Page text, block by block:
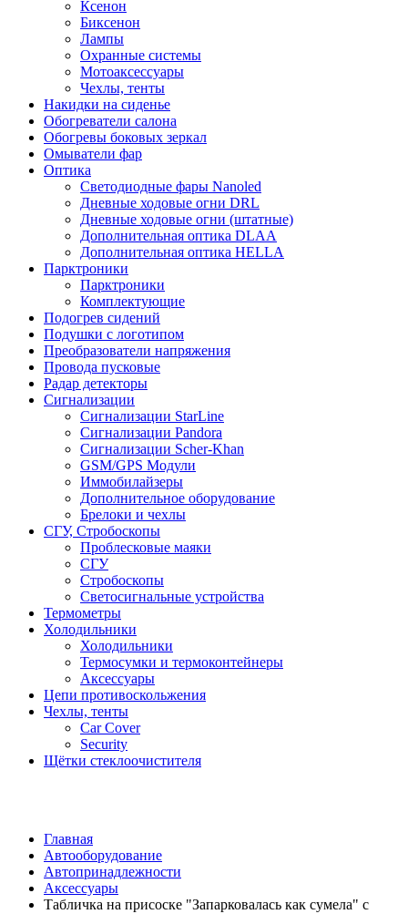
Ксенон
Биксенон
Лампы
Охранные системы
Мотоаксессуары
Чехлы, тенты
Накидки на сиденье
Обогреватели салона
Обогревы боковых зеркал
Омыватели фар
Оптика
Светодиодные фары Nanoled
Дневные ходовые огни DRL
Дневные ходовые огни (штатные)
Дополнительная оптика DLAA
Дополнительная оптика HELLA
Парктроники
Парктроники
Комплектующие
Подогрев сидений
Подушки с логотипом
Преобразователи напряжения
Провода пусковые
Радар детекторы
Сигнализации
Сигнализации StarLine
Сигнализации Pandora
Сигнализации Scher-Khan
GSM/GPS Модули
Иммобилайзеры
Дополнительное оборудование
Брелоки и чехлы
СГУ, Стробоскопы
Проблесковые маяки
СГУ
Стробоскопы
Светосигнальные устройства
Термометры
Холодильники
Холодильники
Термосумки и термоконтейнеры
Аксессуары
Цепи противоскольжения
Чехлы, тенты
Car Cover
Security
Щётки стеклоочистителя
Главная
Автооборудование
Автопринадлежности
Аксессуары
Табличка на присоске "Запарковалась как сумела" с